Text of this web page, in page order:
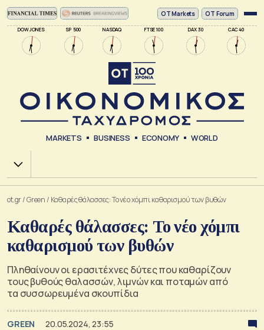
DOW JONES SP 500 NASDAQ FTSE 100 DAX 30 CAC 40
ΟΤ Markets OT Forum
MARKETS BUSINESS ECONOMY WORLD
Χ.Α.
ot.gr/Green / Καθαρές θάλασσες: Το νέο χόμπι καθαρισμού των βυθών
Καθαρές θάλασσες: Το νέο χόμπι
καθαρισμού των βυθών
Πληθαίνουν οι ερασιτέχνες δύτες που καθαρίζουν
τους βυθούς θαλασσών, λιμνών και ποταμών από
τα συσσωρευμένα σκουπίδια
GREEN 20.05.2024, 23:55